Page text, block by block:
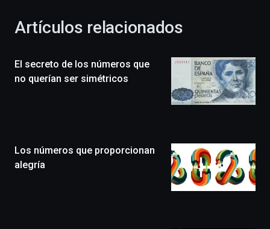
celebración
novena
edición
un
festival
Artículos relacionados
El secreto de los números que
no querían ser simétricos
Los números que proporcionan
alegría